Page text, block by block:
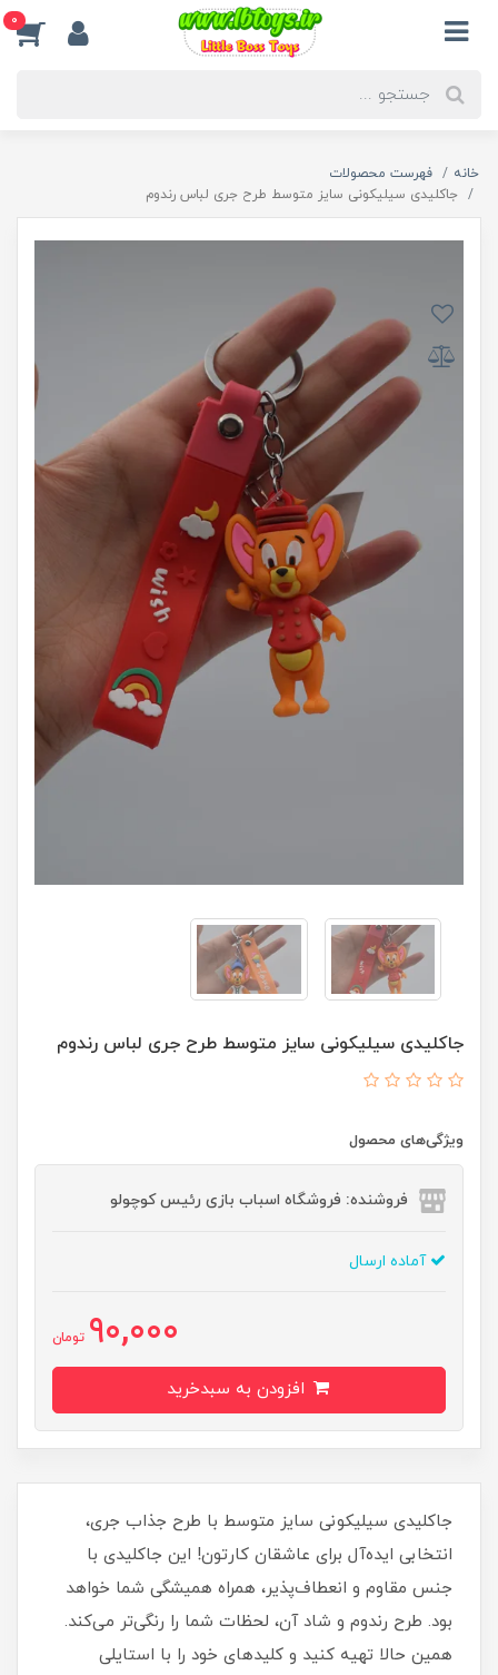
0
خانه
فهرست محصولات
جاکلیدی سیلیکونی سایز متوسط طرح جری لباس رندوم
جاکلیدی سیلیکونی سایز متوسط طرح جری لباس رندوم
ویژگی‌های محصول
فروشنده: فروشگاه اسباب بازی رئیس کوچولو
آماده ارسال
90,000 تومان
جاکلیدی سیلیکونی سایز متوسط با طرح جذاب جری،
انتخابی ایده‌آل برای عاشقان کارتون! این جاکلیدی با
جنس مقاوم و انعطاف‌پذیر، همراه همیشگی شما خواهد
بود. طرح رندوم و شاد آن، لحظات شما را رنگی‌تر می‌کند.
همین حالا تهیه کنید و کلیدهای خود را با استایلی